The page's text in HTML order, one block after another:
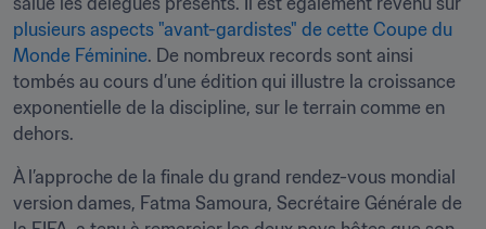
plusieurs aspects "avant-gardistes" de cette Coupe du
Monde Féminine. De nombreux records sont ainsi
tombés au cours d’une édition qui illustre la croissance
exponentielle de la discipline, sur le terrain comme en
dehors.
À l’approche de la finale du grand rendez-vous mondial
version dames, Fatma Samoura, Secrétaire Générale de